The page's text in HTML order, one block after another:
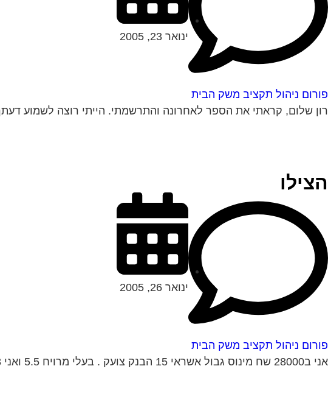
פורום ניהול תקציב משק הבית
ינואר 23, 2005
רון שלום, קראתי את הספר לאחרונה והתרשמתי. הייתי רוצה לשמוע
הצילו
פורום ניהול תקציב משק הבית
ינואר 26, 2005
אני ב28000 שח מינוס גבול אשראי 15 הבנק צועק . בעלי מרויח 5.5 ואני 3 אלף בבנקים נפרדים יש לנו 3 ילדים . משכנתא וכלכלה...